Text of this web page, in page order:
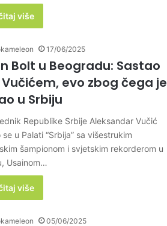
više
17/06/2025
Bolt u Beogradu: Sastao
Vučićem, evo zbog čega je
u Srbiju
Republike Srbije Aleksandar Vučić
se u Palati “Srbija” sa višestrukim
šampionom i svjetskim rekorderom u
Usainom…
više
05/06/2025